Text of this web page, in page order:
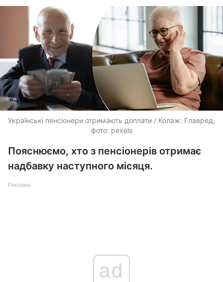
Українські пенсіонери отримають доплати / Колаж: Главред,
фото: pexels
Пояснюємо, хто з пенсіонерів отримає
надбавку наступного місяця.
Реклама
ad